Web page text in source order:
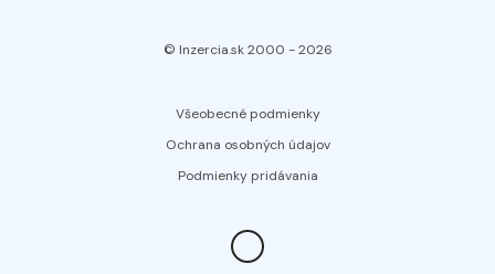
© Inzercia.sk 2000 -2026
Všeobecné podmienky
Ochrana osobných údajov
Podmienky pridávania